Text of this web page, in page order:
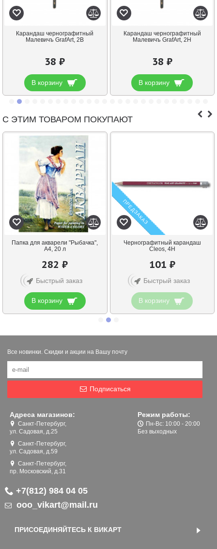
Карандаш чернографитный
Малевичъ GrafArt, 2В
38 ₽
В корзину
Карандаш чернографитный
Малевичъ GrafArt, 2H
38 ₽
В корзину
С ЭТИМ ТОВАРОМ ПОКУПАЮТ
Папка для акварели "Рыбачка",
А4, 20 л
282 ₽
Быстрый заказ
В корзину
ПРЕДЗАКАЗ
Чернографитный карандаш
Cleos, 4H
101 ₽
Быстрый заказ
В корзину
Все новинки. Скидки и акции на Вашу почту
Подписаться
Адреса магазинов:
Санкт-Петербург,
ул. Садовая, д.25
Санкт-Петербург,
ул. Садовая, д.59
Санкт-Петербург,
пр. Московский, д.31
Режим работы:
Пн-Вс: 10:00 - 20:00
Без выходных
+7(812) 984 04 05
ooo_vikart@mail.ru
ПРИСОЕДИНЯЙТЕСЬ К ВИКАРТ